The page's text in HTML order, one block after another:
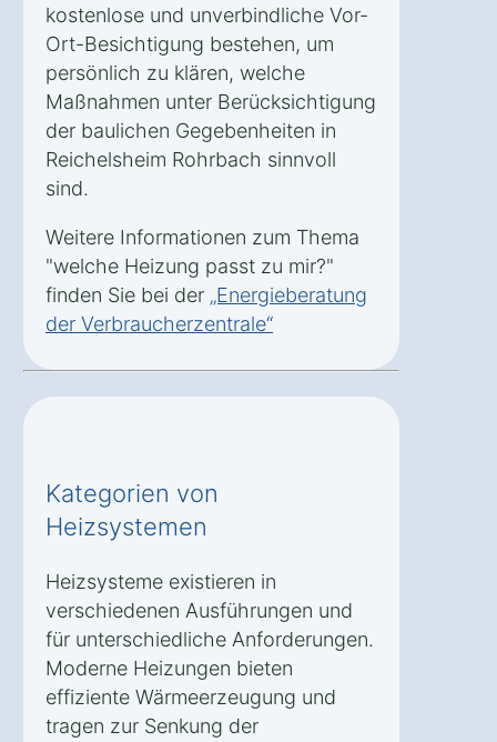
kostenlose und unverbindliche Vor-
Ort-Besichtigung bestehen, um
persönlich zu klären, welche
Maßnahmen unter Berücksichtigung
der baulichen Gegebenheiten in
Reichelsheim Rohrbach sinnvoll
sind.
Weitere Informationen zum Thema
"welche Heizung passt zu mir?"
finden Sie bei der „Energieberatung
der Verbraucherzentrale“
Kategorien von
Heizsystemen
Heizsysteme existieren in
verschiedenen Ausführungen und
für unterschiedliche Anforderungen.
Moderne Heizungen bieten
effiziente Wärmeerzeugung und
tragen zur Senkung der